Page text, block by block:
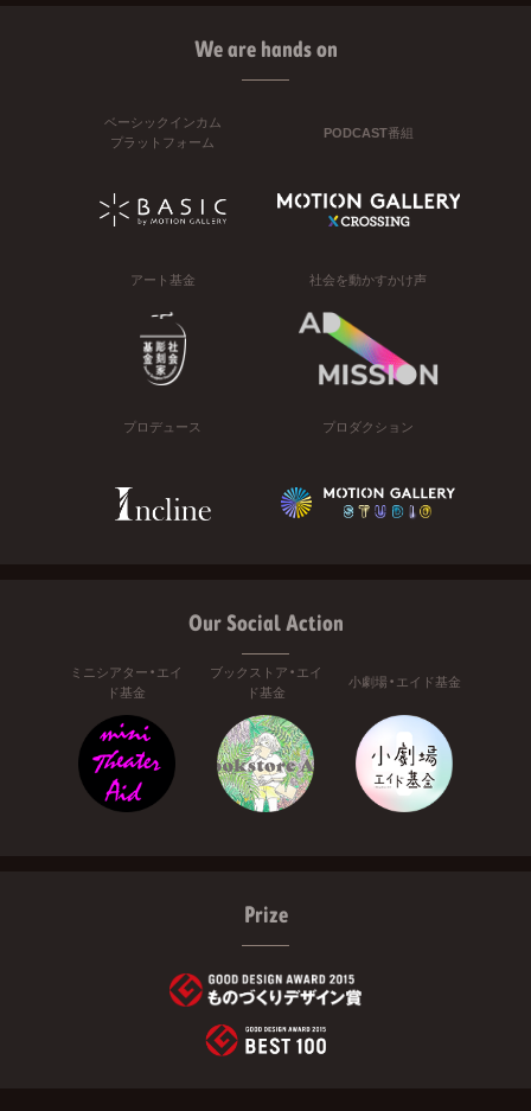
We are hands on
ベーシックインカム
プラットフォーム
PODCAST番組
アート基金 社会を動かすかけ声
プロデュース プロダクション
Our Social Action
ミニシアター・エイ
ド基金
ブックストア・エイ
ド基金
小劇場・エイド基金
Prize